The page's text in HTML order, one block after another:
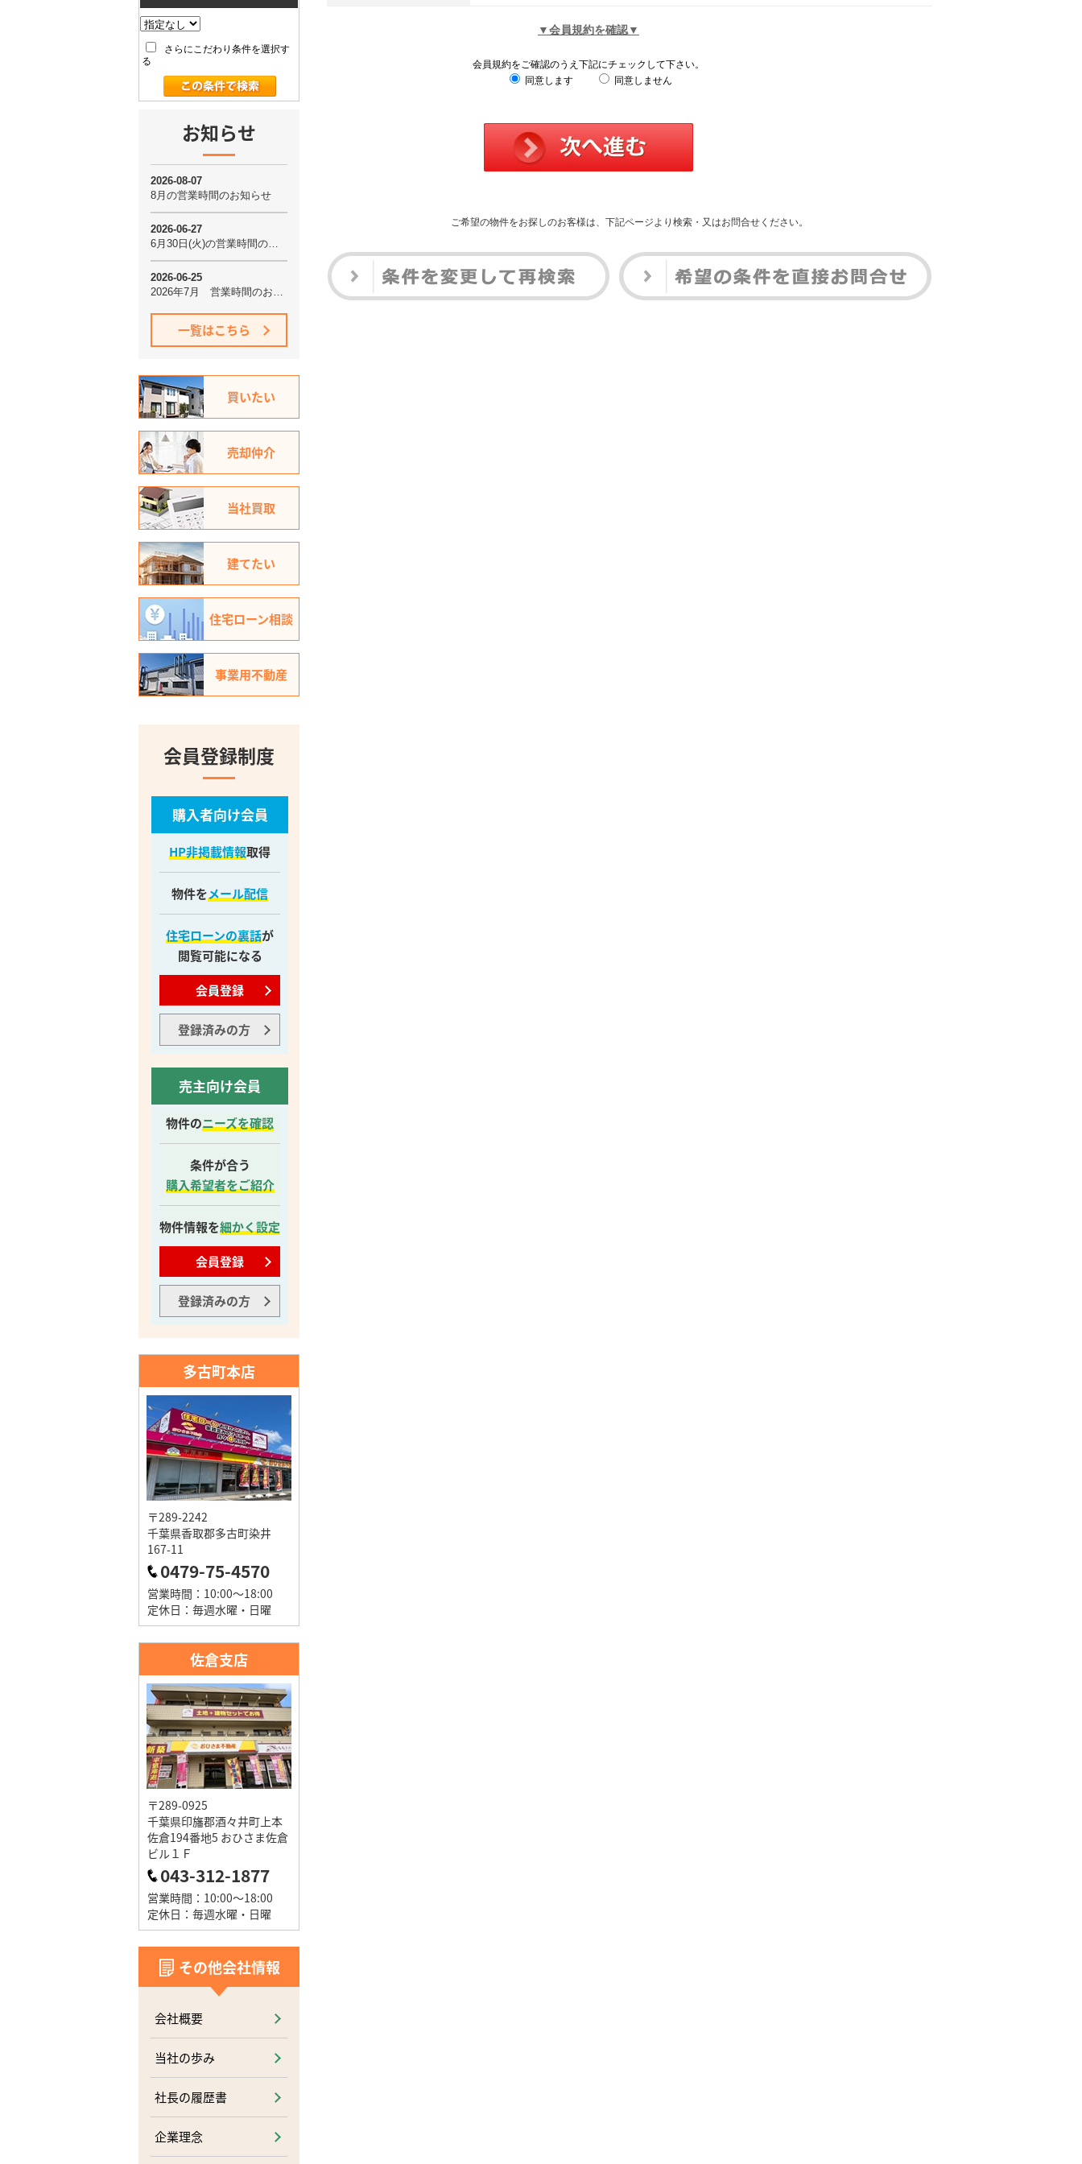
▼会員規約を確認▼
会員規約をご確認のうえ下記にチェックして下さい。
同意します
同意しません
ご希望の物件をお探しのお客様は、下記ページより検索・又はお問合せください。
さらにこだわり条件を選択す
る
お知らせ
一覧はこちら
買いたい
売却仲介
当社買取
建てたい
住宅ローン相談
事業用不動産
会員登録制度
購入者向け会員
HP非掲載情報取得
物件をメール配信
住宅ローンの裏話が
閲覧可能になる
会員登録
登録済みの方
売主向け会員
物件のニーズを確認
条件が合う
購入希望者をご紹介
物件情報を細かく設定
会員登録
登録済みの方
多古町本店
〒289-2242
千葉県香取郡多古町染井
167-11
0479-75-4570
営業時間：10:00～18:00
定休日：毎週水曜・日曜
佐倉支店
〒289-0925
千葉県印旛郡酒々井町上本
佐倉194番地5 おひさま佐倉
ビル１Ｆ
043-312-1877
営業時間：10:00～18:00
定休日：毎週水曜・日曜
その他会社情報
会社概要
当社の歩み
社長の履歴書
企業理念